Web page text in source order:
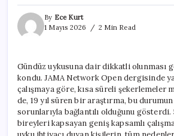
By Ece Kurt
1 Mayıs 2026
2 Min Read
Gündüz uykusuna dair dikkatli olunması
kondu. JAMA Network Open dergisinde
çalışmaya göre, kısa süreli şekerlemeler
de, 19 yıl süren bir araştırma, bu
sorunlarıyla bağlantılı olduğunu gösterdi.
bireyleri kapsayan geniş kapsamlı